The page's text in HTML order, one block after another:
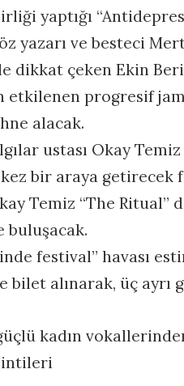
yaptığı
yazarı ve besteci
dikkat çeken Ekin
progresif
alacak.
ustası Okay
kez bir araya
Temiz “The
buluşacak.
festival” havası
bilet alınarak, üç ayrı
kadın